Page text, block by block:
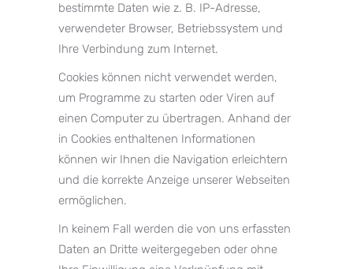
bestimmte Daten wie z. B. IP-Adresse,
verwendeter Browser, Betriebssystem und
Ihre Verbindung zum Internet.
Cookies können nicht verwendet werden,
um Programme zu starten oder Viren auf
einen Computer zu übertragen. Anhand der
in Cookies enthaltenen Informationen
können wir Ihnen die Navigation erleichtern
und die korrekte Anzeige unserer Webseiten
ermöglichen.
In keinem Fall werden die von uns erfassten
Daten an Dritte weitergegeben oder ohne